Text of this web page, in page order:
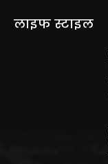
लाइफ स्टाइल